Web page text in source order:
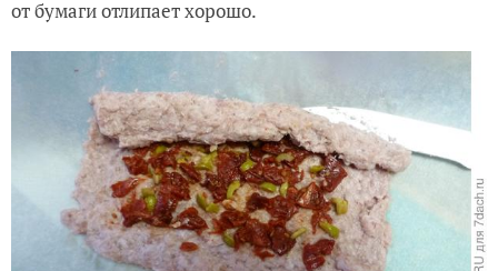
от бумаги отлипает хорошо.